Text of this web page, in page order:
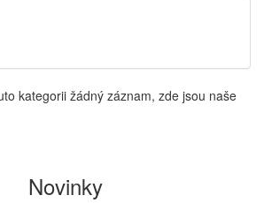
kategorii žádný záznam, zde jsou naše
Novinky